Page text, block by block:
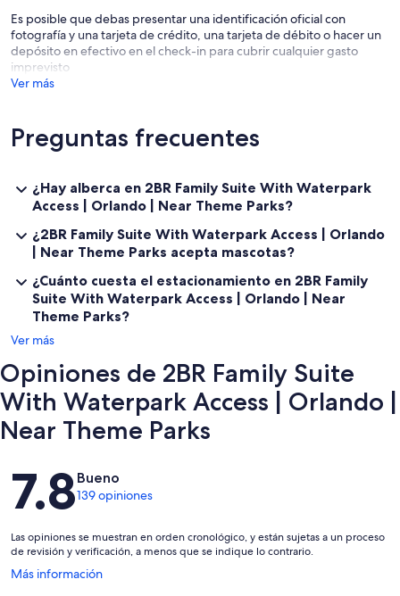
✦ Outdoor shared pool is available.
✦ Paid parking lot – 1 space(s), available for $34.88 per day.
✦ Shuttle service is available upon request for free.
Other Things to Note:
✦ A mandatory resort fee of $28.13 per night will be collected upon
check-in, not included in the daily rate.
✦ Pets are welcome with an additional charge of $125.00. Only dogs
allowed l Pet weight limit: 40 pounds
✦ We use multi-unit listings, so rooms are similar but may have small
differences.
✦ The maximum number of days that you may book per reservation
✦ Shuttle service to and from Walt Disney World® Resort is
available, with routes to Magic Kingdom and EPCOT only.
✦ Buffet breakfast is available for a fee.
✦ Early check-in and late check-out are subject to availability for a
fee.
Es posible que debas presentar una identificación oficial con
fotografía y una tarjeta de crédito, una tarjeta de débito o hacer un
depósito en efectivo en el check-in para cubrir cualquier gasto
imprevisto
Ver más
Preguntas frecuentes
¿Hay alberca en 2BR Family Suite With Waterpark
Access | Orlando | Near Theme Parks?
¿2BR Family Suite With Waterpark Access | Orlando
| Near Theme Parks acepta mascotas?
¿Cuánto cuesta el estacionamiento en 2BR Family
Suite With Waterpark Access | Orlando | Near
Theme Parks?
Ver más
Opiniones de 2BR Family Suite
With Waterpark Access | Orlando |
Near Theme Parks
Opiniones
7.8Bueno
139 opiniones
Las opiniones se muestran en orden cronológico, y están sujetas a un proceso
de revisión y verificación, a menos que se indique lo contrario.
Más información
Se